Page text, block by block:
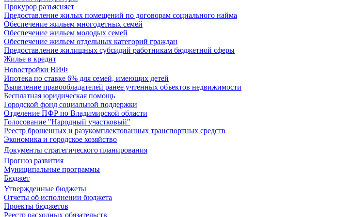
Прокурор разъясняет
Предоставление жилых помещений по договорам социального найма
Обеспечение жильем многодетных семей
Обеспечение жильем молодых семей
Обеспечение жильем отдельных категорий граждан
Предоставление жилищных субсидий работникам бюджетной сферы
Жилье в кредит
Новостройки ВИФ
Ипотека по ставке 6% для семей, имеющих детей
Выявление правообладателей ранее учтенных объектов недвижимости
Бесплатная юридическая помощь
Городской фонд социальной поддержки
Отделение ПФР по Владимирской области
Голосование "Народный участковый"
Реестр брошенных и разукомплектованных транспортных средств
Экономика и городское хозяйство
Документы стратегического планирования
Прогноз развития
Муниципальные программы
Бюджет
Утвержденные бюджеты
Отчеты об исполнении бюджета
Проекты бюджетов
Реестр расходных обязательств